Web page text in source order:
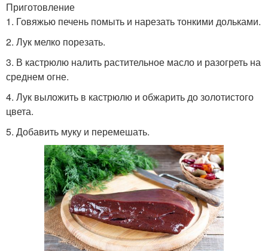
Приготовление
1. Говяжью печень помыть и нарезать тонкими дольками.
2. Лук мелко порезать.
3. В кастрюлю налить растительное масло и разогреть на
среднем огне.
4. Лук выложить в кастрюлю и обжарить до золотистого
цвета.
5. Добавить муку и перемешать.